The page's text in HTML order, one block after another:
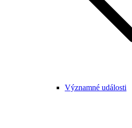
Významné události